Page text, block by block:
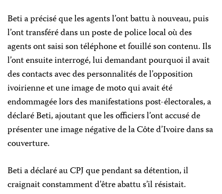
Beti a précisé que les agents l’ont battu à nouveau, puis
l’ont transféré dans un poste de police local où des
agents ont saisi son téléphone et fouillé son contenu. Ils
l’ont ensuite interrogé, lui demandant pourquoi il avait
des contacts avec des personnalités de l’opposition
ivoirienne et une image de moto qui avait été
endommagée lors des manifestations post-électorales, a
déclaré Beti, ajoutant que les officiers l’ont accusé de
présenter une image négative de la Côte d’Ivoire dans sa
couverture.
Beti a déclaré au CPJ que pendant sa détention, il
craignait constamment d’être abattu s’il résistait.